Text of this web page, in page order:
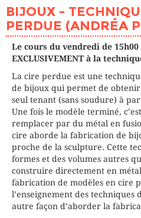
LIEU COURONNES (Paris 20ème)
INTERVENANT (E) PINEROS
PLACES DISPONIBLES Complet
BIJOUX -
PERDUE (ANDRÉA
Le cours du vendredi de 15h00
EXCLUSIVEMENT à la
La cire perdue est une
de bijoux qui permet de obtenir
seul tenant (sans soudure) à
Une fois le modèle terminé,
remplacer par du métal en
cire aborde la fabrication de
proche de la sculpture. Cette
formes et des volumes autres
construire directement en
fabrication de modèles en cire
l’enseignement des
autre façon d’aborder la